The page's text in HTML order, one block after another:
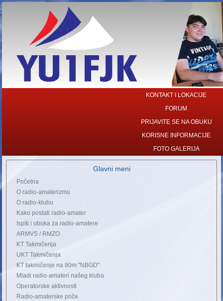
KONTAKT I LOKACIJE
FORUM
PRIJAVITE SE NA OBUKU
KORISNE INFORMACIJE
FOTO GALERIJA
Glavni meni
Početna
O radio-amaterizmu
O radio-klubu
Kako postati radio-amater
Ispiti i obuka za radio-amatere
ARMVS / RMZO
KT Takmičenja
UKT Takmičenja
KT takmičenje na 80m "NBGD"
Mladi radio-amateri našeg kluba
Operatorske aktivnosti
Radio-amaterske priče